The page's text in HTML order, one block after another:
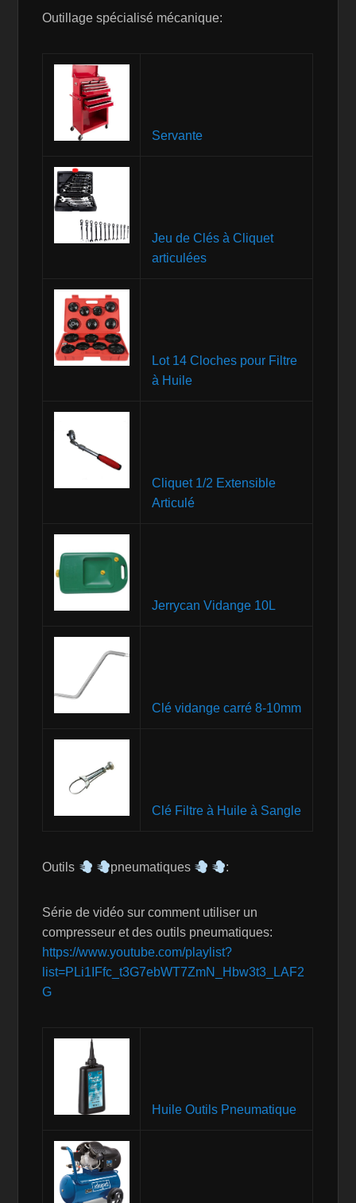
Outillage spécialisé mécanique:
Servante
Jeu de Clés à Cliquet
articulées
Lot 14 Cloches pour Filtre
à Huile
Cliquet 1/2 Extensible
Articulé
Jerrycan Vidange 10L
Clé vidange carré 8-10mm
Clé Filtre à Huile à Sangle
Outils pneumatiques :
Série de vidéo sur comment utiliser un
compresseur et des outils pneumatiques:
https://www.youtube.com/playlist?
list=PLi1IFfc_t3G7ebWT7ZmN_Hbw3t3_LAF2
G
Huile Outils Pneumatique